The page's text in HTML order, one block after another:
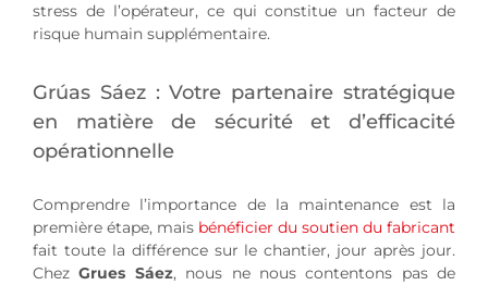
stress de l’opérateur, ce qui constitue un facteur de
risque humain supplémentaire.
Grúas Sáez : Votre partenaire stratégique
en matière de sécurité et d’efficacité
opérationnelle
Comprendre l’importance de la maintenance est la
première étape, mais bénéficier du soutien du fabricant
fait toute la différence sur le chantier, jour après jour.
ChezGrues Sáez, nous ne nous contentons pas de